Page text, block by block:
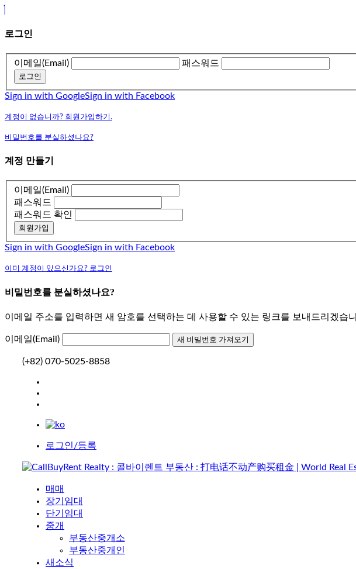
로그인
이메일(Email) 패스워드
로그인
Sign in with GoogleSign in with Facebook
계정이 없습니까? 회원가입하기.
비밀번호를 분실하셨나요?
계정 만들기
이메일(Email)
패스워드
패스워드 확인
회원가입
Sign in with GoogleSign in with Facebook
이미 계정이 있으신가요? 로그인
비밀번호를 분실하셨나요?
이메일 주소를 입력하면 새 암호를 선택하는 데 사용할 수 있는 링크를 보내드리겠습
이메일(Email)
(+82) 070-5025-8858
로그인/등록
매매
장기임대
단기임대
중개
부동산중개소
부동산중개인
새소식